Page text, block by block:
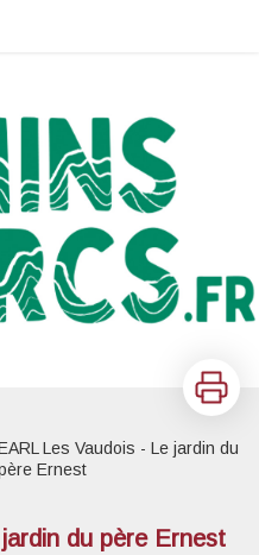
Imprimer
Les Vaudois - Le jardin du
Ernest
du père Ernest